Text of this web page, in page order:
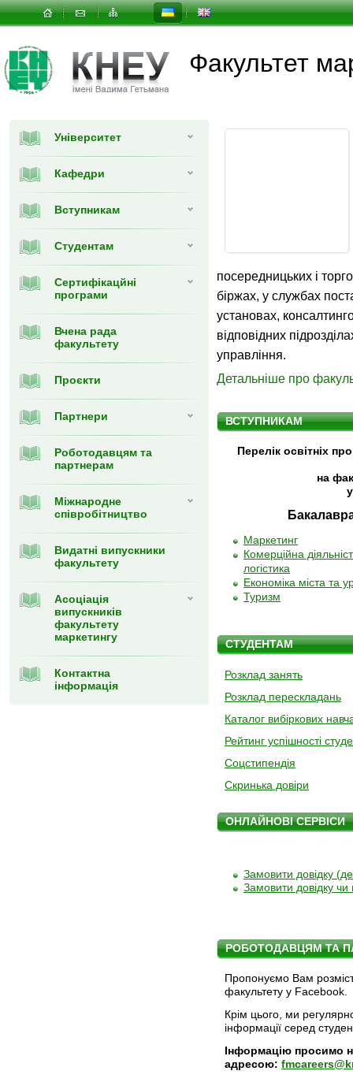
Факультет
Університет
Кафедри
Вступникам
Студентам
Сертифікацйні
програми
Вчена рада
факультету
Проєкти
Партнери
Роботодавцям та
партнерам
Міжнародне
співробітництво
Видатні випускники
факультету
Асоціація
випускників
факультету
маркетингу
Контактна
інформація
посередницьких і
біржах, у службах
установах,
відповідних
управління.
Детальніше про
ВСТУПНИКАМ
Перелік освітніх
на
Маркетинг
Комерційна
логістика
Економіка міста та
Туризм
СТУДЕНТАМ
Розклад занять
Розклад перескладань
Каталог вибіркових
Рейтинг успішності
Соцстипендія
Скринька довіри
ОНЛАЙНОВІ СЕРВІСИ
Замовити довідку
Замовити довідку
РОБОТОДАВЦЯМ ТА
Пропонуємо Вам
факультету у Facebook.
Крім цього, ми
інформації серед
Інформацію просимо
адресою: